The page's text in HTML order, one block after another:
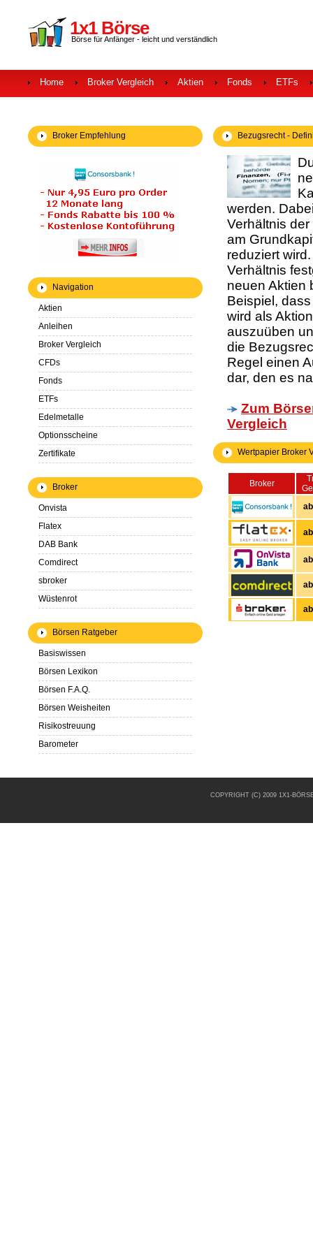
1x1 Börse
Börse für Anfänger - leicht und verständlich
Home Broker Vergleich Aktien Fonds ETFs
Bezugsrecht -
werden.
Verhältnis
am
reduziert
Verhältnis
neuen Aktien
Beispiel,
wird als
auszuüben
die
Regel einen
dar, den es
Zum
Vergleich
Wertpapier Broker
Broker
Broker Empfehlung
Navigation
Aktien
Anleihen
Broker Vergleich
CFDs
Fonds
ETFs
Edelmetalle
Optionsscheine
Zertifikate
Broker
Onvista
Flatex
DAB Bank
Comdirect
sbroker
Wüstenrot
Börsen Ratgeber
Basiswissen
Börsen Lexikon
Börsen F.A.Q.
Börsen Weisheiten
Risikostreuung
Barometer
COPYRIGHT (C) 2009 1X1-